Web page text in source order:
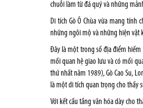
chuỗi làm từ đá quý và những
Di tích Gò Ô Chùa vừa mang tính
những ngôi mộ và những hiện vật
Đây là một trong số địa điểm hiếm
mối quan hệ giao lưu và có mối
thứ nhất năm 1989), Gò Cao Su,
là một di tích quan trọng cho thấy
Với kết cấu tầng văn hóa dày cho